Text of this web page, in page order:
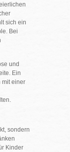
sich ein
Bei
und
Ein
mit einer
sondern
Kinder